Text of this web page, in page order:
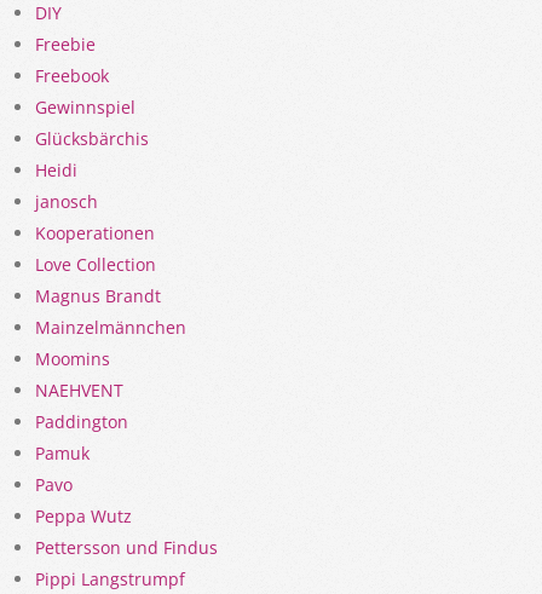
DIY
Freebie
Freebook
Gewinnspiel
Glücksbärchis
Heidi
janosch
Kooperationen
Love Collection
Magnus Brandt
Mainzelmännchen
Moomins
NAEHVENT
Paddington
Pamuk
Pavo
Peppa Wutz
Pettersson und Findus
Pippi Langstrumpf